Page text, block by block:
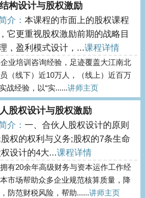
构设计与股权激励
介：本课程的市面上的股权课程
它更重视股权激励前期的战略目
，盈利模式设计，...课程详情
业培训咨询经验，足迹覆盖大江南北
（线下）近10万人，（线上）近百万
战经验，以“实......讲师主页
股权设计与股权激励
介：一、合伙人股权设计的原则
权的权利与义务;股权的7条生命
设计的4大...课程详情
有20余年高级财务与资本运作工作经
市场帮助众多企业规范核算质量，降
防范财税风险，帮助......讲师主页